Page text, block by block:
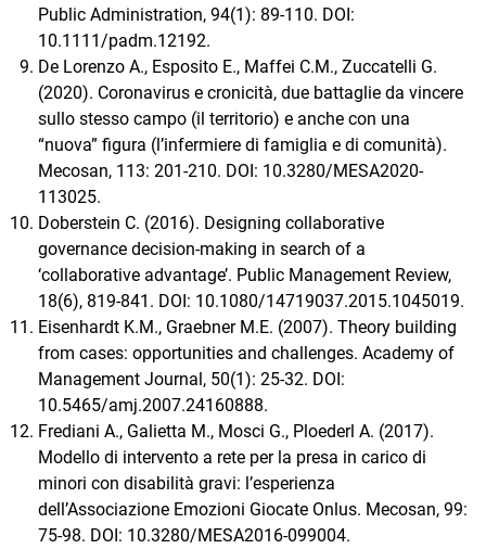
Public Administration, 94(1): 89-110. DOI:
10.1111/padm.12192.
De Lorenzo A., Esposito E., Maffei C.M., Zuccatelli G.
(2020). Coronavirus e cronicità, due battaglie da vincere
sullo stesso campo (il territorio) e anche con una
“nuova” figura (l’infermiere di famiglia e di comunità).
Mecosan, 113: 201-210. DOI: 10.3280/MESA2020-
113025.
Doberstein C. (2016). Designing collaborative
governance decision-making in search of a
‘collaborative advantage’. Public Management Review,
18(6), 819-841. DOI: 10.1080/14719037.2015.1045019.
Eisenhardt K.M., Graebner M.E. (2007). Theory building
from cases: opportunities and challenges. Academy of
Management Journal, 50(1): 25-32. DOI:
10.5465/amj.2007.24160888.
Frediani A., Galietta M., Mosci G., Ploederl A. (2017).
Modello di intervento a rete per la presa in carico di
minori con disabilità gravi: l’esperienza
dell’Associazione Emozioni Giocate Onlus. Mecosan, 99:
75-98. DOI: 10.3280/MESA2016-099004.